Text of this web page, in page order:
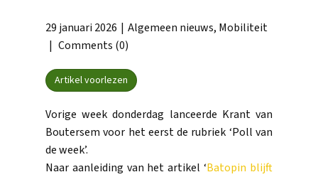
29 januari 2026 Algemeen nieuws, Mobiliteit
Comments (0)
Artikel voorlezen
Vorige week donderdag lanceerde Krant van
Boutersem voor het eerst de rubriek ‘Poll van
de week’.
Naar aanleiding van het artikel ‘Batopin blijft